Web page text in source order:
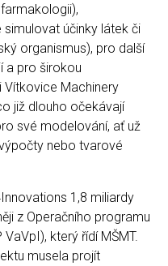
účinky látek či
organismus), pro další
a pro širokou
Vítkovice Machinery
již dlouho očekávají
své modelování, ať už
nebo tvarové
1,8 miliardy
z Operačního programu
který řídí MŠMT.
musela projít